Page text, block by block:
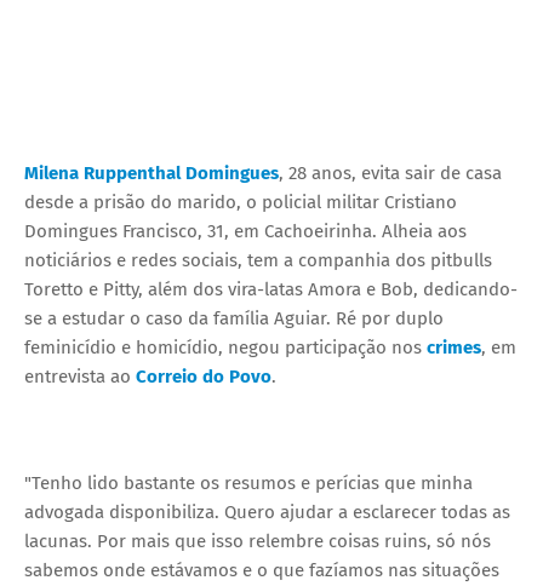
Milena Ruppenthal Domingues, 28 anos, evita sair de casa
desde a prisão do marido, o policial militar Cristiano
Domingues Francisco, 31, em Cachoeirinha. Alheia aos
noticiários e redes sociais, tem a companhia dos pitbulls
Toretto e Pitty, além dos vira-latas Amora e Bob, dedicando-
se a estudar o caso da família Aguiar. Ré por duplo
feminicídio e homicídio, negou participação nos crimes, em
entrevista ao Correio do Povo.
"Tenho lido bastante os resumos e perícias que minha
advogada disponibiliza. Quero ajudar a esclarecer todas as
lacunas. Por mais que isso relembre coisas ruins, só nós
sabemos onde estávamos e o que fazíamos nas situações